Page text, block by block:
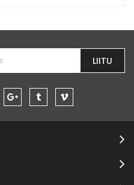
LIITU